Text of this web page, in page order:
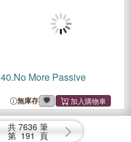
40.No More Passive
無庫存
共 7636 筆
第 191 頁